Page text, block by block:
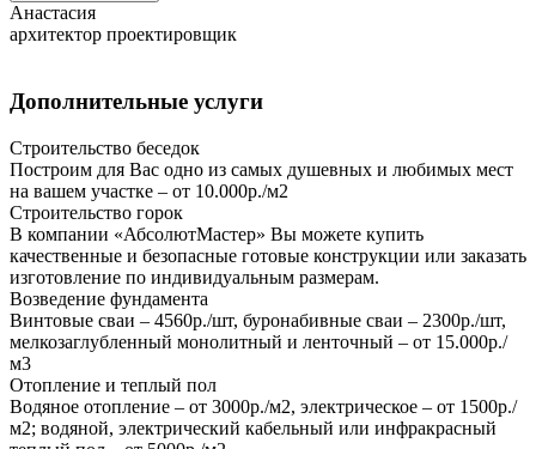
Анастасия
архитектор проектировщик
Дополнительные услуги
Строительство беседок
Построим для Вас одно из самых душевных и любимых мест
на вашем участке – от 10.000р./м2
Строительство горок
В компании «АбсолютМастер» Вы можете купить
качественные и безопасные готовые конструкции или заказать
изготовление по индивидуальным размерам.
Возведение фундамента
Винтовые сваи – 4560р./шт, буронабивные сваи – 2300р./шт,
мелкозаглубленный монолитный и ленточный – от 15.000р./
м3
Отопление и теплый пол
Водяное отопление – от 3000р./м2, электрическое – от 1500р./
м2; водяной, электрический кабельный или инфракрасный